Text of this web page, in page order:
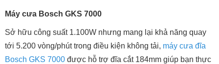
Máy cưa Bosch GKS 7000
Sở hữu công suất 1.100W nhưng mang lại khả năng quay
tới 5.200 vòng/phút trong điều kiện không tải, máy cưa đĩa
Bosch GKS 7000 được hỗ trợ đĩa cắt 184mm giúp bạn thực